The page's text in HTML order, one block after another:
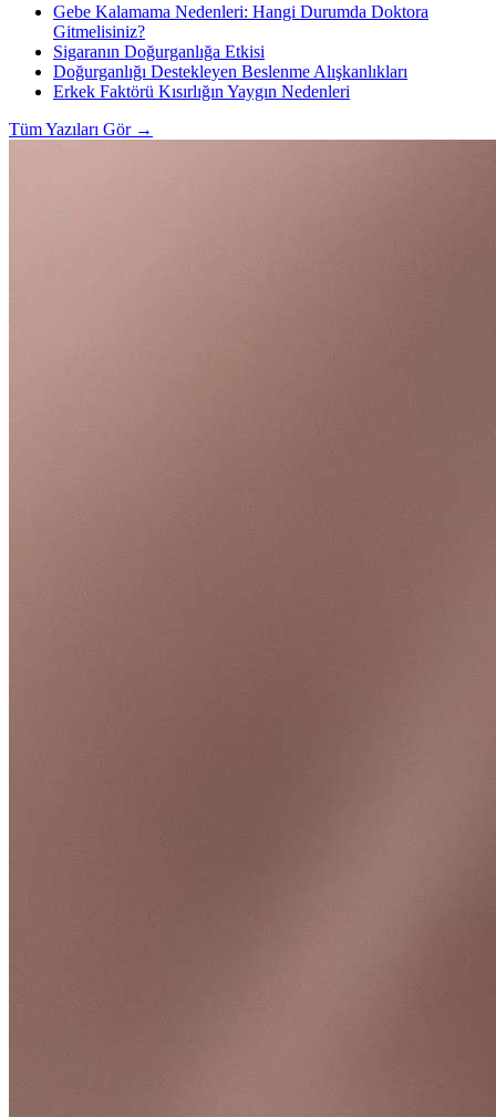
Gebe Kalamama Nedenleri: Hangi Durumda Doktora
Gitmelisiniz?
Sigaranın Doğurganlığa Etkisi
Doğurganlığı Destekleyen Beslenme Alışkanlıkları
Erkek Faktörü Kısırlığın Yaygın Nedenleri
Tüm Yazıları Gör →